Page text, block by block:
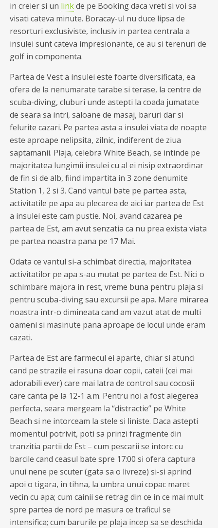
in creier si un linkde pe Booking daca vreti si voi sa
visati cateva minute. Boracay-ul nu duce lipsa de
resorturi exclusiviste, inclusiv in partea centrala a
insulei sunt cateva impresionante, ce au si terenuri de
golf in componenta.
Partea de Vest a insulei este foarte diversificata, ea
ofera de la nenumarate tarabe si terase, la centre de
scuba-diving, cluburi unde astepti la coada jumatate
de seara sa intri, saloane de masaj, baruri dar si
felurite cazari. Pe partea asta a insulei viata de noapte
este aproape nelipsita, zilnic, indiferent de ziua
saptamanii. Plaja, celebra White Beach, se intinde pe
majoritatea lungimii insulei cu al ei nisip extraordinar
de fin si de alb, fiind impartita in 3 zone denumite
Station 1, 2 si 3. Cand vantul bate pe partea asta,
activitatile pe apa au plecarea de aici iar partea de Est
a insulei este cam pustie. Noi, avand cazarea pe
partea de Est, am avut senzatia ca nu prea exista viata
pe partea noastra pana pe 17 Mai.
Odata ce vantul si-a schimbat directia, majoritatea
activitatilor pe apa s-au mutat pe partea de Est. Nici o
schimbare majora in rest, vreme buna pentru plaja si
pentru scuba-diving sau excursii pe apa. Mare mirarea
noastra intr-o dimineata cand am vazut atat de multi
oameni si masinute pana aproape de locul unde eram
cazati.
Partea de Est are farmecul ei aparte, chiar si atunci
cand pe strazile ei rasuna doar copii, cateii (cei mai
adorabili ever) care mai latra de control sau cocosii
care canta pe la 12-1 a.m. Pentru noi a fost alegerea
perfecta, seara mergeam la “distractie” pe White
Beach si ne intorceam la stele si liniste. Daca astepti
momentul potrivit, poti sa prinzi fragmente din
tranzitia partii de Est – cum pescarii se intorc cu
barcile cand ceasul bate spre 17:00 si ofera captura
unui nene pe scuter (gata sa o livreze) si-si aprind
apoi o tigara, in tihna, la umbra unui copac maret
vecin cu apa; cum cainii se retrag din ce in ce mai mult
spre partea de nord pe masura ce traficul se
intensifica; cum barurile pe plaja incep sa se deschida